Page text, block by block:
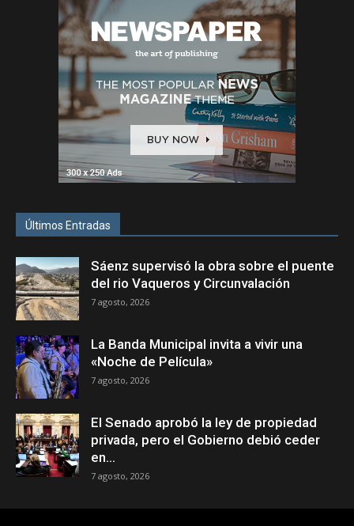
Últimos Entradas
Sáenz supervisó la obra sobre el puente
del rio Vaqueros y Circunvalación
7 agosto, 2026
La Banda Municipal invita a vivir una
«Noche de Película»
7 agosto, 2026
El Senado aprobó la ley de propiedad
privada, pero el Gobierno debió ceder
en...
7 agosto, 2026